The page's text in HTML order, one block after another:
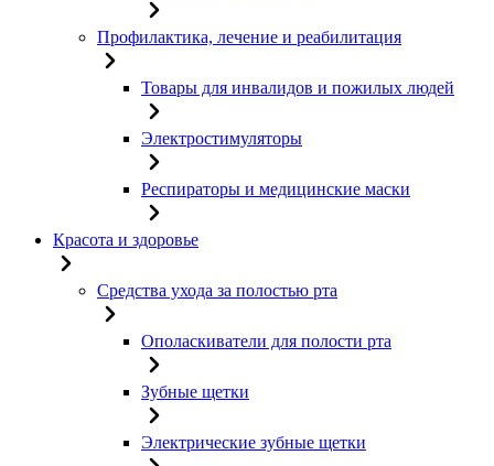
Профилактика, лечение и реабилитация
Товары для инвалидов и пожилых людей
Электростимуляторы
Респираторы и медицинские маски
Красота и здоровье
Средства ухода за полостью рта
Ополаскиватели для полости рта
Зубные щетки
Электрические зубные щетки